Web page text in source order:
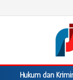
Hukum dan